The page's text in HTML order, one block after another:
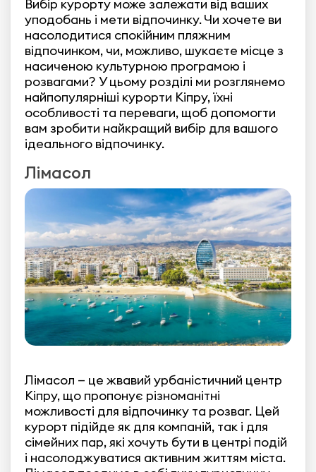
Вибір курорту може залежати від ваших
уподобань і мети відпочинку. Чи хочете ви
насолодитися спокійним пляжним
відпочинком, чи, можливо, шукаєте місце з
насиченою культурною програмою і
розвагами? У цьому розділі ми розглянемо
найпопулярніші курорти Кіпру, їхні
особливості та переваги, щоб допомогти
вам зробити найкращий вибір для вашого
ідеального відпочинку.
Лімасол
Лімасол — це жвавий урбаністичний центр
Кіпру, що пропонує різноманітні
можливості для відпочинку та розваг. Цей
курорт підійде як для компаній, так і для
сімейних пар, які хочуть бути в центрі подій
і насолоджуватися активним життям міста.